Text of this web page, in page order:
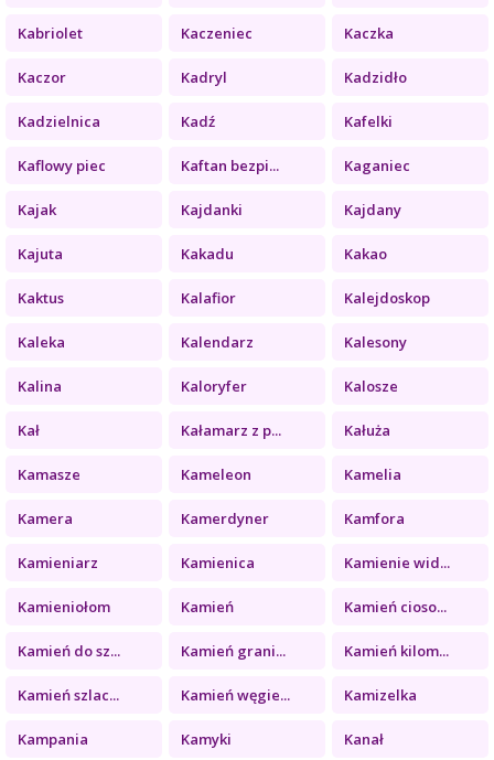
Kabriolet Kaczeniec Kaczka
Kaczor Kadryl Kadzidło
Kadzielnica Kadź Kafelki
Kaflowy piec Kaftan bezpi... Kaganiec
Kajak Kajdanki Kajdany
Kajuta Kakadu Kakao
Kaktus Kalafior Kalejdoskop
Kaleka Kalendarz Kalesony
Kalina Kaloryfer Kalosze
Kał Kałamarz z p... Kałuża
Kamasze Kameleon Kamelia
Kamera Kamerdyner Kamfora
Kamieniarz Kamienica Kamienie wid...
Kamieniołom Kamień Kamień cioso...
Kamień do sz... Kamień grani... Kamień kilom...
Kamień szlac... Kamień węgie... Kamizelka
Kampania Kamyki Kanał